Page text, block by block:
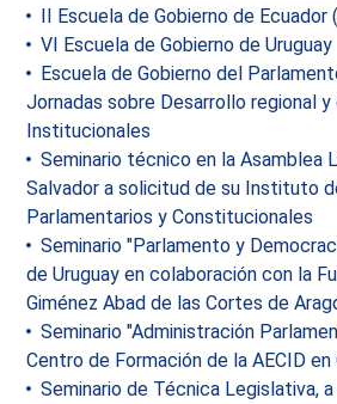
II Escuela de Gobierno de Ecuador
VI Escuela de Gobierno de Uruguay
Escuela de Gobierno del
Jornadas sobre Desarrollo regional
Institucionales
Seminario técnico en la Asamblea
Salvador a solicitud de su Instituto
Parlamentarios y Constitucionales
Seminario "Parlamento y
de Uruguay en colaboración con la
Giménez Abad de las Cortes de
Seminario "Administración
Centro de Formación de la AECID
Seminario de Técnica Legislativa,